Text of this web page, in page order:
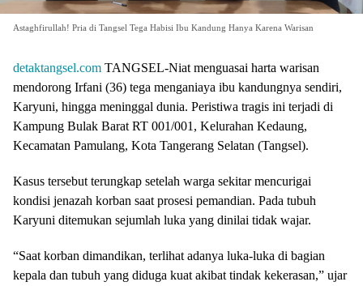
Astaghfirullah! Pria di Tangsel Tega Habisi Ibu Kandung Hanya Karena Warisan
detaktangsel.com TANGSEL-Niat menguasai harta warisan
mendorong Irfani (36) tega menganiaya ibu kandungnya sendiri,
Karyuni, hingga meninggal dunia. Peristiwa tragis ini terjadi di
Kampung Bulak Barat RT 001/001, Kelurahan Kedaung,
Kecamatan Pamulang, Kota Tangerang Selatan (Tangsel).
Kasus tersebut terungkap setelah warga sekitar mencurigai
kondisi jenazah korban saat prosesi pemandian. Pada tubuh
Karyuni ditemukan sejumlah luka yang dinilai tidak wajar.
“Saat korban dimandikan, terlihat adanya luka-luka di bagian
kepala dan tubuh yang diduga kuat akibat tindak kekerasan,” ujar